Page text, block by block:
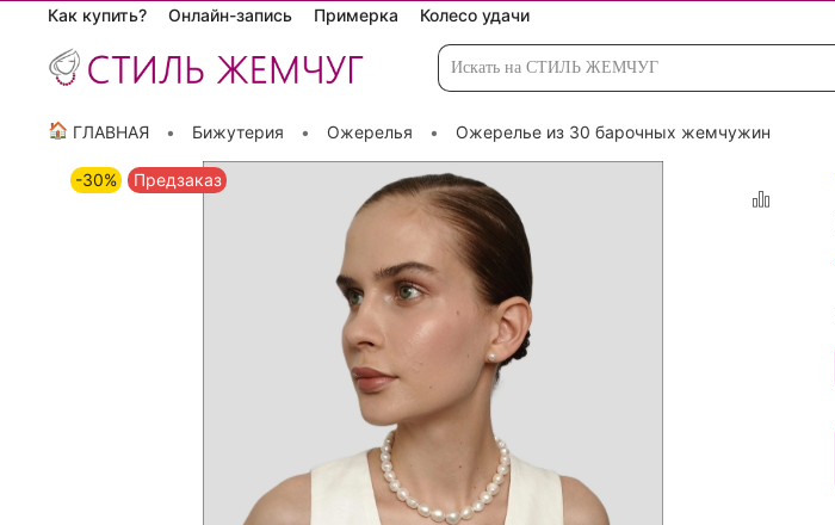
Как купить? Онлайн-запись Примерка Колесо удачи
🏠 ГЛАВНАЯ Бижутерия Ожерелья Ожерелье из 30 барочных жемчужин
-30% Предзаказ